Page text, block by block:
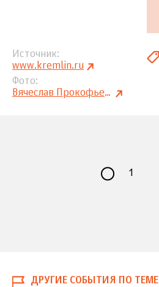
Источник
www.kremlin.ru
Фото
Вячеслав Прокофьев, ТАСС
1
ДРУГИЕ СОБЫТИЯ ПО ТЕМЕ